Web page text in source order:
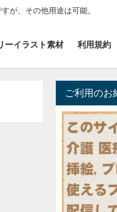
が、その他用途は可能。
ーイラスト素材 利用規約
ご利用のお